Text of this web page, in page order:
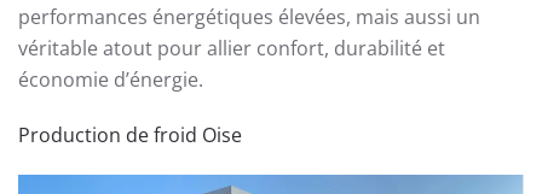
performances énergétiques élevées, mais aussi un
véritable atout pour allier confort, durabilité et
économie d’énergie.
Production de froid Oise